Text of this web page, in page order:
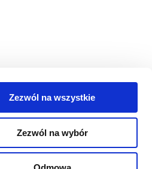
Zezwól na wszystkie
Zezwól na wybór